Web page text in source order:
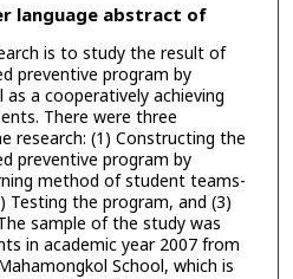
language abstract of
is to study the result of
preventive program by
a cooperatively achieving
There were three
research: (1) Constructing the
preventive program by
method of student teams-
Testing the program, and (3)
sample of the study was
in academic year 2007 from
School, which is